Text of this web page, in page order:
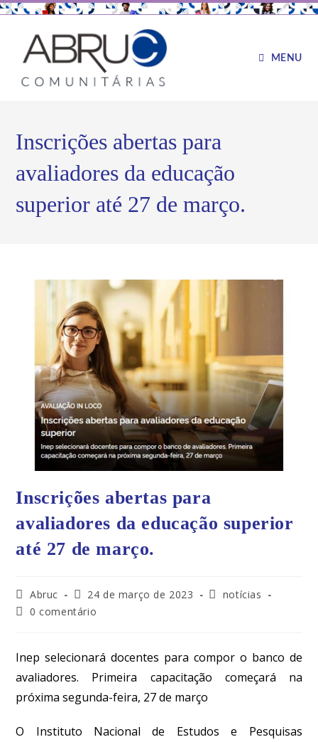
MENU
Inscrições abertas para
avaliadores da educação
superior até 27 de março.
Inscrições abertas para
avaliadores da educação superior
até 27 de março.
Abruc 24 de março de 2023
notícias
0 comentário
Inep selecionará docentes para compor o banco de
avaliadores. Primeira capacitação começará na
próxima segunda-feira, 27 de março
O Instituto Nacional de Estudos e Pesquisas